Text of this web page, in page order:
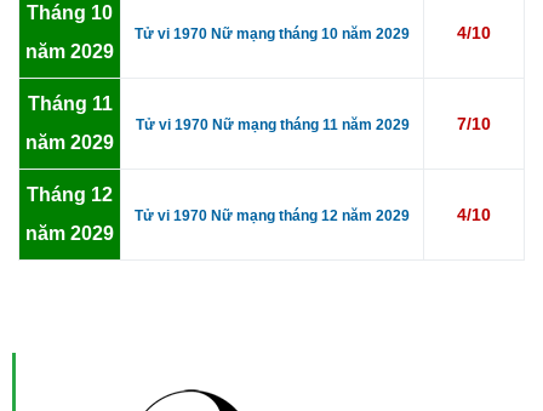
Tháng 10
năm 2029
Tử vi 1970 Nữ mạng tháng 10 năm 2029 4/10
Tháng 11
năm 2029
Tử vi 1970 Nữ mạng tháng 11 năm 2029 7/10
Tháng 12
năm 2029
Tử vi 1970 Nữ mạng tháng 12 năm 2029 4/10